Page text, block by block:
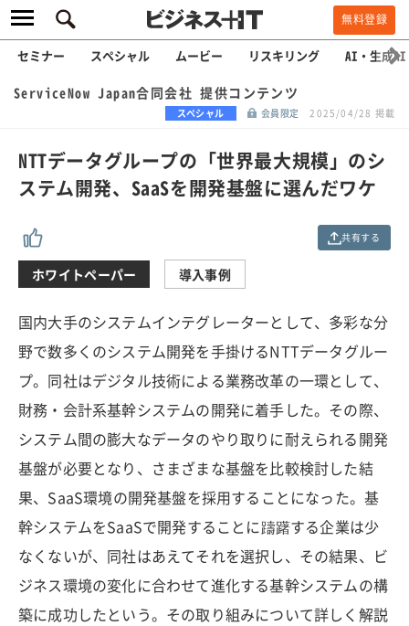
無料登録
セミナー スペシャル ムービー リスキリング AI・生成AI
ServiceNow Japan合同会社 提供コンテンツ
スペシャル 会員限定 2025/04/28 掲載
NTTデータグループの「世界最大規模」のシ
ステム開発、SaaSを開発基盤に選んだワケ
共有する
ホワイトペーパー 導入事例
国内大手のシステムインテグレーターとして、多彩な分
野で数多くのシステム開発を手掛けるNTTデータグルー
プ。同社はデジタル技術による業務改革の一環として、
財務・会計系基幹システムの開発に着手した。その際、
システム間の膨大なデータのやり取りに耐えられる開発
基盤が必要となり、さまざまな基盤を比較検討した結
果、SaaS環境の開発基盤を採用することになった。基
幹システムをSaaSで開発することに躊躇する企業は少
なくないが、同社はあえてそれを選択し、その結果、ビ
ジネス環境の変化に合わせて進化する基幹システムの構
築に成功したという。その取り組みについて詳しく解説